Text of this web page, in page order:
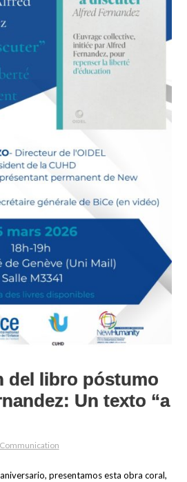
del libro póstumo
Un texto “a
Communication
presentamos esta obra coral,